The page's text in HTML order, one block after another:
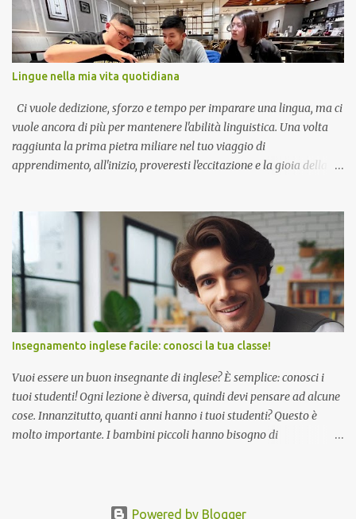
Tuttavia, la sua completa regolarità e semplicità, senza regole o
eccezioni inutili, lo rendono incomparabilmente più semplice di
qualsiasi di quelle lingue. In questo modo si realizza l'obiettivo del
linguista Jespersen di rendere la lingua più semplice per la
maggior parte delle persone. L'esperanto utilizza tipicamente segni
diacritici distintivi che, anche nell'era moderna, possono essere d...
Lingue nella mia vita quotidiana
Ci vuole dedizione, sforzo e tempo per imparare una lingua, ma ci
vuole ancora di più per mantenere l'abilità linguistica. Una volta
raggiunta la prima pietra miliare nel tuo viaggio di
apprendimento, all'inizio, proveresti l'eccitazione e la gioia della
che sentirai non sarà più così forte. Questo è quando dovresti
sapere che sei già nella fase di manutenzione dell'apprendimento
delle lingue.
Insegnamento inglese facile: conosci la tua classe!
Vuoi essere un buon insegnante di inglese? È semplice: conosci i
tuoi studenti! Ogni lezione è diversa, quindi devi pensare ad alcune
cose. Innanzitutto, quanti anni hanno i tuoi studenti? Questo è
molto importante. I bambini piccoli hanno bisogno di
Magari parla di musica, film o Internet. Gli adulti spesso hanno
Powered by Blogger